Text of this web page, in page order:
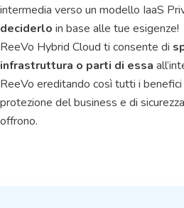
intermedia verso un modello IaaS
deciderlo in base alle tue esigenze!
ReeVo Hybrid Cloud ti consente di
infrastruttura o parti di essa
ReeVo ereditando così tutti i benefici
protezione del business e di
offrono.